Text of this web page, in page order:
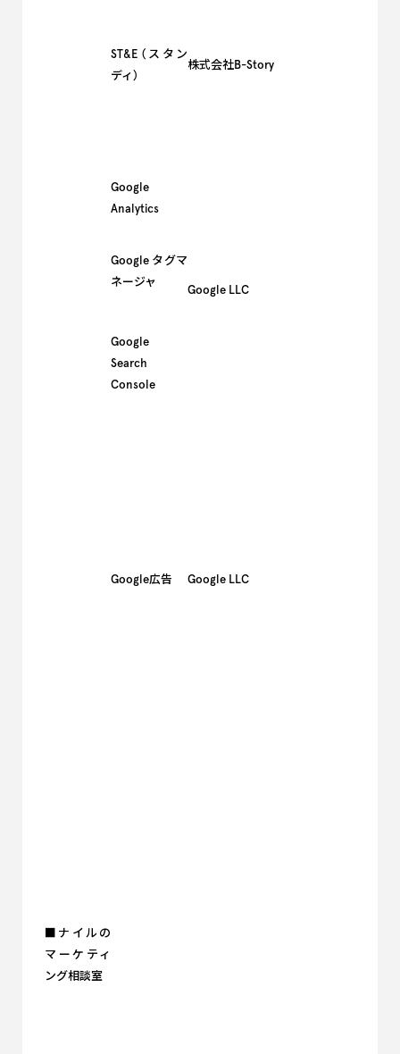
ST&E（スタン
ディ）
株式会社B-Story
■ナイルの
マーケティ
ング相談室
Google
Analytics
Google LLC
Google タグマ
ネージャ
Google
Search
Console
Google広告 Google LLC